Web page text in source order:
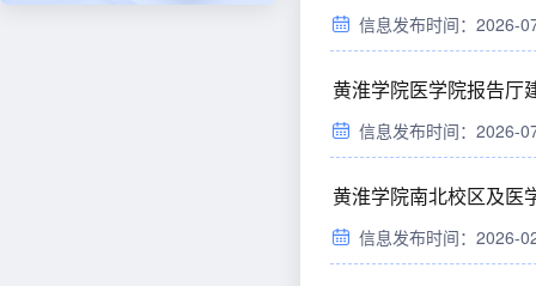
信息发布时间：2026-
黄淮学院医学院报告厅
信息发布时间：2026-
黄淮学院南北校区及医
信息发布时间：2026-